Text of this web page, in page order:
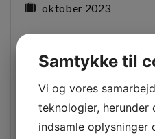
oktober 2023
april 2023
februar 2023
Samtykke til
Vi og vores
teknologier, herunder
indsamle